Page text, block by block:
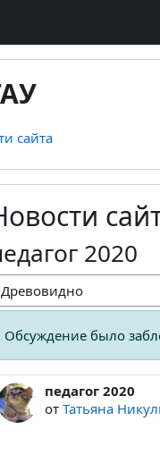
сайта
2020
отображения
Обсуждение было
педагог 2020
от Татьяна
Количество